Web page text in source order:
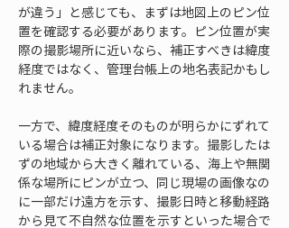
が違う」と感じても、まずは地図上のピン位
置を確認する必要があります。ピン位置が実
際の撮影場所に近いなら、補正すべきは緯度
経度ではなく、管理台帳上の地名表記かもし
れません。
一方で、緯度経度そのものが明らかにずれて
いる場合は補正対象になります。撮影したは
ずの地域から大きく離れている、海上や無関
係な場所にピンが立つ、同じ現場の画像なの
に一部だけ遠方を示す、撮影日時と移動経路
から見て不自然な位置を示すといった場合で